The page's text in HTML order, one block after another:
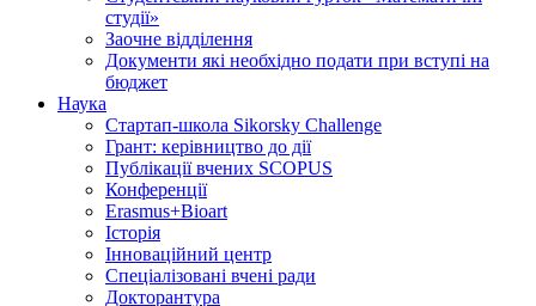
студії»
Заочне відділення
Документи які необхідно подати при вступі на
бюджет
Наука
Стартап-школа Sikorsky Challenge
Грант: керівництво до дії
Публікації вчених SCOPUS
Конференції
Erasmus+Bioart
Історія
Інноваційний центр
Спеціалізовані вчені ради
Докторантура